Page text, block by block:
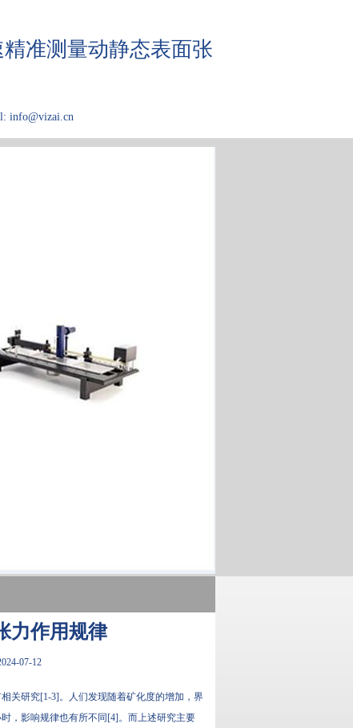
精准测量动静态表面张
info@vizai.cn
应用领域 关于Kibron 论文
力作用规律
07-12
究[1-3]。人们发现随着矿化度的增加，界
，影响规律也有所不同[4]。而上述研究主要